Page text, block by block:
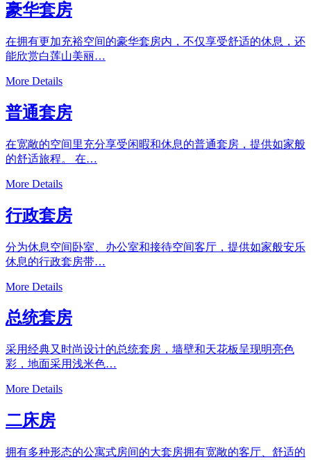
豪华套房
在拥有更加充裕空间的豪华套房内，不仅享受舒适的休息，还
能欣赏白莲山美丽…
More Details
普通套房
在宽敞的空间里充分享受闲暇和休息的普通套房，提供如家般
的舒适旅程。 在…
More Details
行政套房
分为休息空间卧室、办公室和接待空间客厅，提供如家般安乐
休息的行政套房带…
More Details
总统套房
采用经典又时尚设计的总统套房，墙壁和天花板呈现明亮色
彩，地面采用浅米色…
More Details
二床房
拥有多种形态的公寓式房间的大套房拥有宽敞的客厅、舒适的